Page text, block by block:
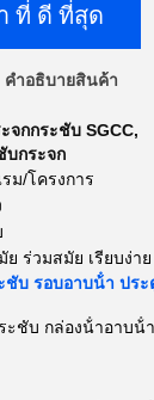
ที่ ดี ที่สุด
คําอธิบายสินค้า
จกกระชับ SGCC,
บกระจก
ม/โครงการ
ร่วมสมัย เรียบง่าย
ชับ รอบอาบน้ํา ปร
ะชับ กล่องน้ําอาบน้ํ